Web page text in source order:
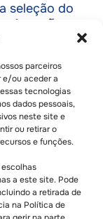
parceiros
e/ou aceder a
tecnologias
dados pessoais,
neste site e
ou retirar o
e funções.
a este site. Pode
a retirada de
na Política de
seleção do
de verão
está
verão
suíço, um
ou um
, é
para os
filho.
de verão